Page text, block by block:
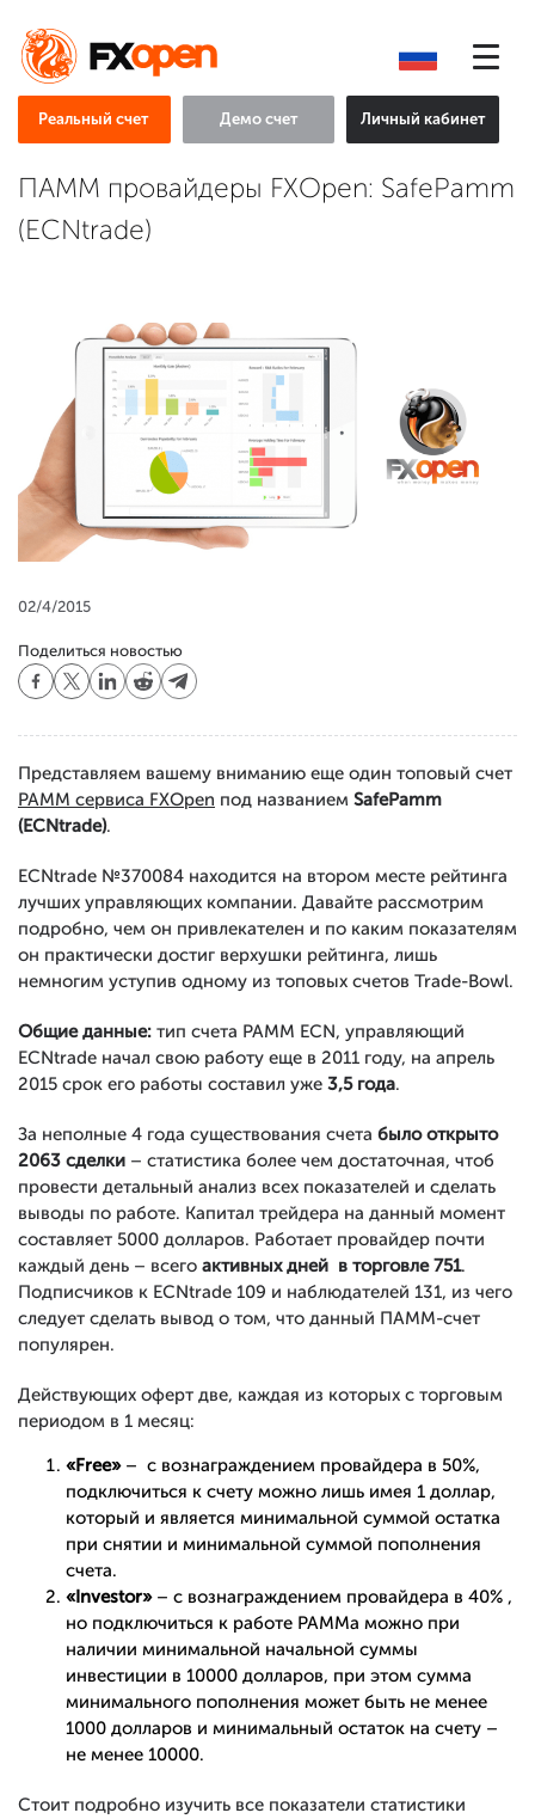
Реальный счет Демо счет Личный кабинет
ПАММ провайдеры FXOpen: SafePamm
(ECNtrade)
02/4/2015
Поделиться новостью
Представляем вашему вниманию еще один топовый счет
PAMM сервиса FXOpen под названием SafePamm
(ECNtrade).
ECNtrade №370084 находится на втором месте рейтинга
лучших управляющих компании. Давайте рассмотрим
подробно, чем он привлекателен и по каким показателям
он практически достиг верхушки рейтинга, лишь
немногим уступив одному из топовых счетов Trade-Bowl.
Общие данные: тип счета PAMM ECN, управляющий
ECNtrade начал свою работу еще в 2011 году, на апрель
2015 срок его работы составил уже 3,5 года.
За неполные 4 года существования счета было открыто
2063 сделки – статистика более чем достаточная, чтоб
провести детальный анализ всех показателей и сделать
выводы по работе. Капитал трейдера на данный момент
составляет 5000 долларов. Работает провайдер почти
каждый день – всего активных дней в торговле 751.
Подписчиков к ECNtrade 109 и наблюдателей 131, из чего
следует сделать вывод о том, что данный ПАММ-счет
популярен.
Действующих оферт две, каждая из которых с торговым
периодом в 1 месяц:
«Free»– с вознаграждением провайдера в 50%,
подключиться к счету можно лишь имея 1 доллар,
который и является минимальной суммой остатка
при снятии и минимальной суммой пополнения
счета.
«Investor»– с вознаграждением провайдера в 40% ,
но подключиться к работе PAMMа можно при
наличии минимальной начальной суммы
инвестиции в 10000 долларов, при этом сумма
минимального пополнения может быть не менее
1000 долларов и минимальный остаток на счету –
не менее 10000.
Стоит подробно изучить все показатели статистики